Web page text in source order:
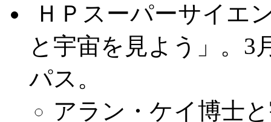
ＨＰスーパーサイエ
と宇宙を見よう」。3
パス。
アラン・ケイ博士